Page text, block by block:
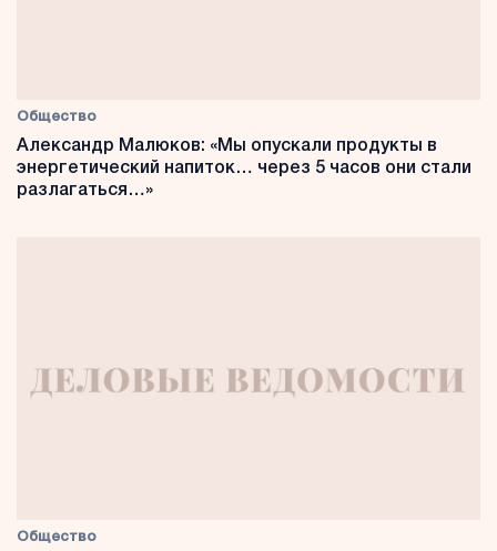
Общество
Александр Малюков: «Мы опускали продукты в
энергетический напиток… через 5 часов они стали
разлагаться…»
Общество